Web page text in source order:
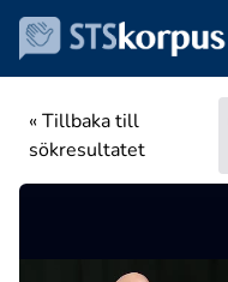
« Tillbaka till
sökresultatet